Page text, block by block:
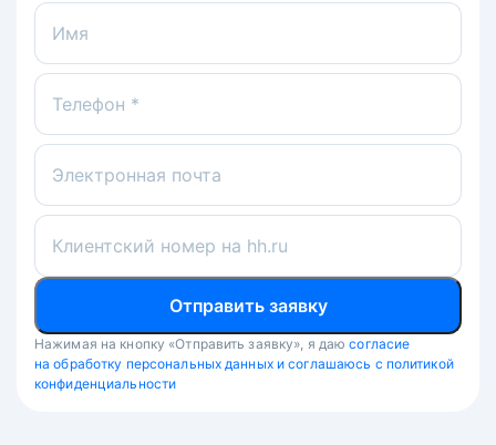
Имя
Телефон *
Электронная почта
Клиентский номер на hh.ru
Отправить заявку
Нажимая на кнопку «Отправить заявку», я даю согласие
на обработку персональных данных и соглашаюсь с политикой
конфиденциальности